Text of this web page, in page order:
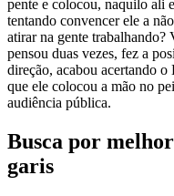
pente e colocou, naquilo ali
tentando convencer ele a
atirar na gente trabalhando?
pensou duas vezes, fez a
direção, acabou acertando o
que ele colocou a mão no
audiência pública.
Busca por
garis